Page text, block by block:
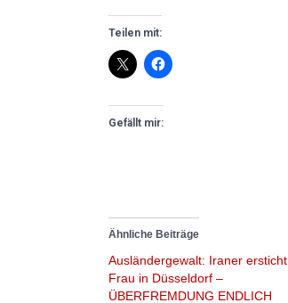
Teilen mit:
Gefällt mir:
Ähnliche Beiträge
Ausländergewalt: Iraner ersticht
Frau in Düsseldorf –
ÜBERFREMDUNG ENDLICH